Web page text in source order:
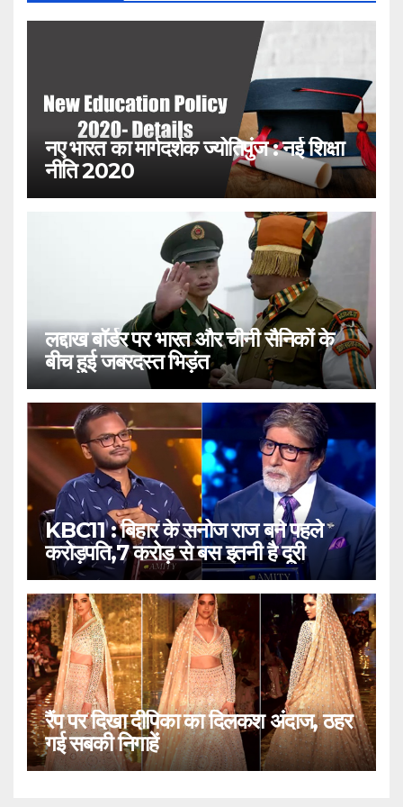
नए भारत का मार्गदर्शक ज्योतिपुंज : नई शिक्षा
नीति 2020
लद्दाख बॉर्डर पर भारत और चीनी सैनिकों के
बीच हुई जबरदस्त भिड़ंत
KBC11 : बिहार के सनोज राज बने पहले
करोड़पति,7 करोड़ से बस इतनी है दूरी
रैंप पर दिखा दीपिका का दिलकश अंदाज, ठहर
गई सबकी निगाहें